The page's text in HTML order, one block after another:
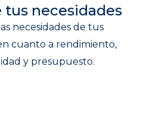
tus necesidades
necesidades de tus
cuanto a rendimiento,
y presupuesto.